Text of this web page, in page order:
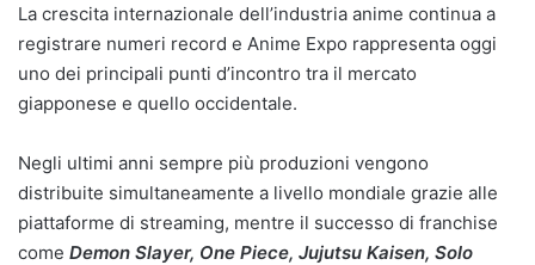
La crescita internazionale dell’industria anime continua a
registrare numeri record e Anime Expo rappresenta oggi
uno dei principali punti d’incontro tra il mercato
giapponese e quello occidentale.
Negli ultimi anni sempre più produzioni vengono
distribuite simultaneamente a livello mondiale grazie alle
piattaforme di streaming, mentre il successo di franchise
come Demon Slayer, One Piece, Jujutsu Kaisen, Solo